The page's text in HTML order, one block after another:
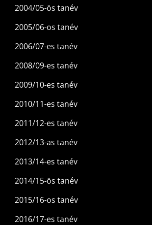
2004/05-ös tanév
2005/06-os tanév
2006/07-es tanév
2008/09-es tanév
2009/10-es tanév
2010/11-es tanév
2011/12-es tanév
2012/13-as tanév
2013/14-es tanév
2014/15-ös tanév
2015/16-os tanév
2016/17-es tanév